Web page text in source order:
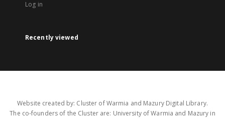
Log in
Recently viewed
Website created by: Cluster of Warmia and Mazury Digital Library.
The co-founders of the Cluster are: University of Warmia and Mazury in